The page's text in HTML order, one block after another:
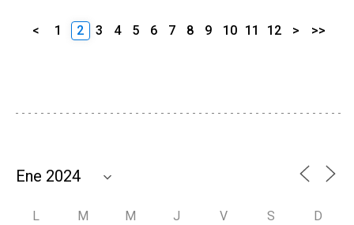
< 1 2 3 4 5 6 7 8 9 10 11 12 > >>
L M M J V S D